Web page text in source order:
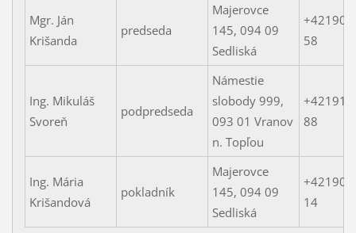
Mgr. Ján
Krišanda
predseda
Majerovce
145, 094 09
Sedliská
58
Ing. Mikuláš
Svoreň
podpredseda
Námestie
slobody 999,
093 01 Vranov
n. Topľou
88
Ing. Mária
Krišandová
pokladník
Majerovce
145, 094 09
Sedliská
14